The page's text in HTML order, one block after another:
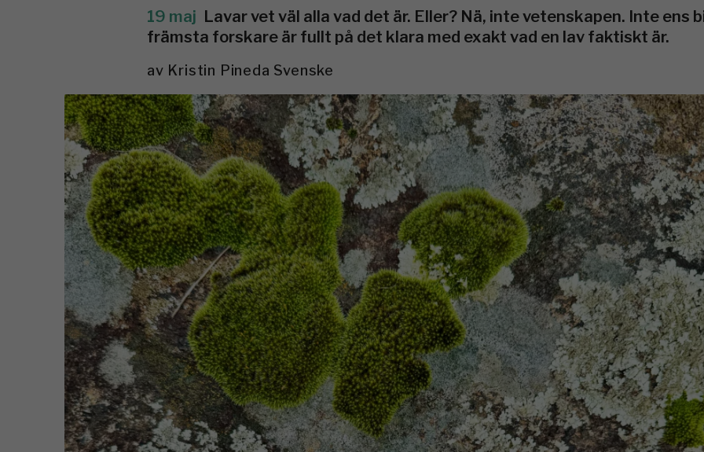
19 maj Lavar vet väl alla vad det är. Eller? Nä, inte vetenskapen. Inte ens
främsta forskare är fullt på det klara med exakt vad en lav faktiskt är.
av Kristin Pineda Svenske